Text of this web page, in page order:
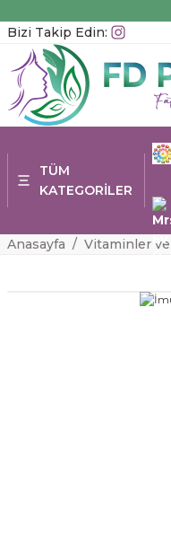
Bizi Takip Edin:
TÜM
KATEGORİLER
Anasayfa Vitaminler ve